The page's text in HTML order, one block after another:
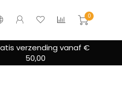
0
verzending vanaf €
50,00